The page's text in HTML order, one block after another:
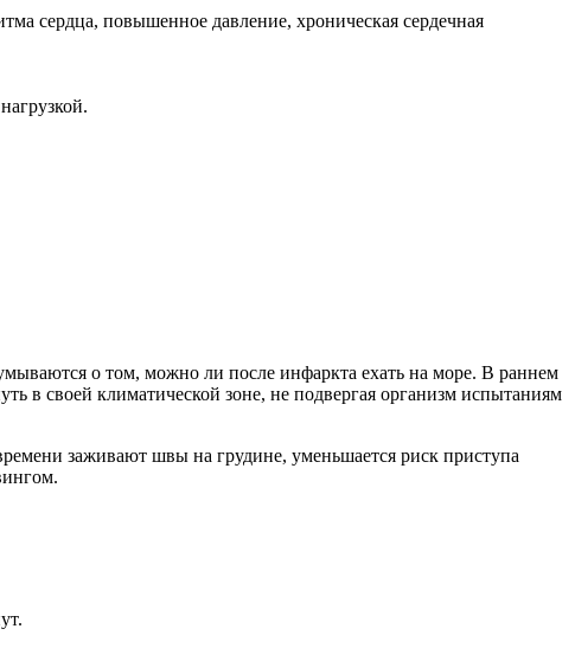
сердца, повышенное давление, хроническая сердечная
о том, можно ли после инфаркта ехать на море. В раннем
в своей климатической зоне, не подвергая организм испытаниям
заживают швы на грудине, уменьшается риск приступа